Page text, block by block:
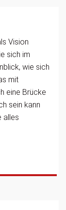
Vision
sich im
wie sich
mit
eine Brücke
sein kann
alles